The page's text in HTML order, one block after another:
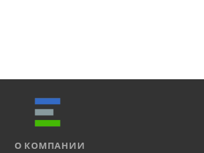
О КОМПАНИИ